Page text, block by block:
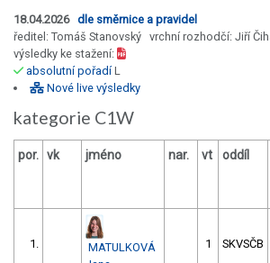
18.04.2026 dle směrnice a pravidel
ředitel: Tomáš Stanovský vrchní rozhodčí: Jiří
výsledky ke stažení:
absolutní pořadíL
Nové live výsledky
kategorie C1W
por. vk jméno nar. vt oddíl
1.
MATULKOVÁ
1 SKVSČB